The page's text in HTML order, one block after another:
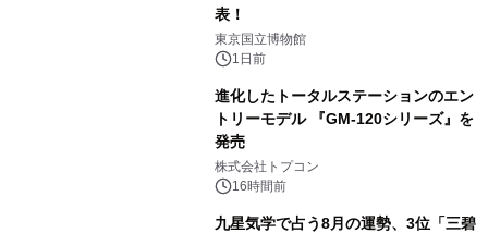
表！
東京国立博物館
1日前
進化したトータルステーションのエン
トリーモデル 『GM-120シリーズ』を
発売
株式会社トプコン
16時間前
九星気学で占う8月の運勢、3位「三碧